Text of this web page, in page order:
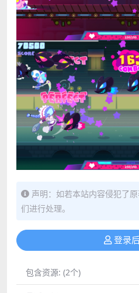
声明：如若本站内容侵犯了
们进行处理。
登录
包含资源: (2个)